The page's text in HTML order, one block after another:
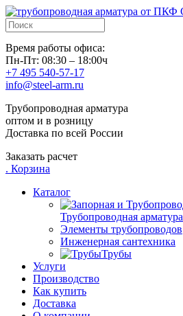
Время работы офиса:
Пн-Пт: 08:30 – 18:00ч
+7 495 540-57-17
info@steel-arm.ru
Трубопроводная арматура
оптом и в розницу
Доставка по всей России
Заказать расчет
. Корзина
Каталог
Трубопроводная арматура
Элементы трубопроводов
Инженерная сантехника
Трубы
Услуги
Производство
Как купить
Доставка